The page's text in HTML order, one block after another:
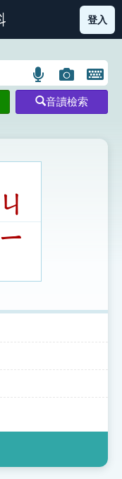
部首索引表圖示
登入
語
言
搜
示
圖
片
搜
開
鍵
圖
音讀檢索
ㄐ
ㄧ